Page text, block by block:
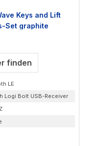
Keys and Lift
Set graphite
finden
LE
Logi Bolt USB-Receiver